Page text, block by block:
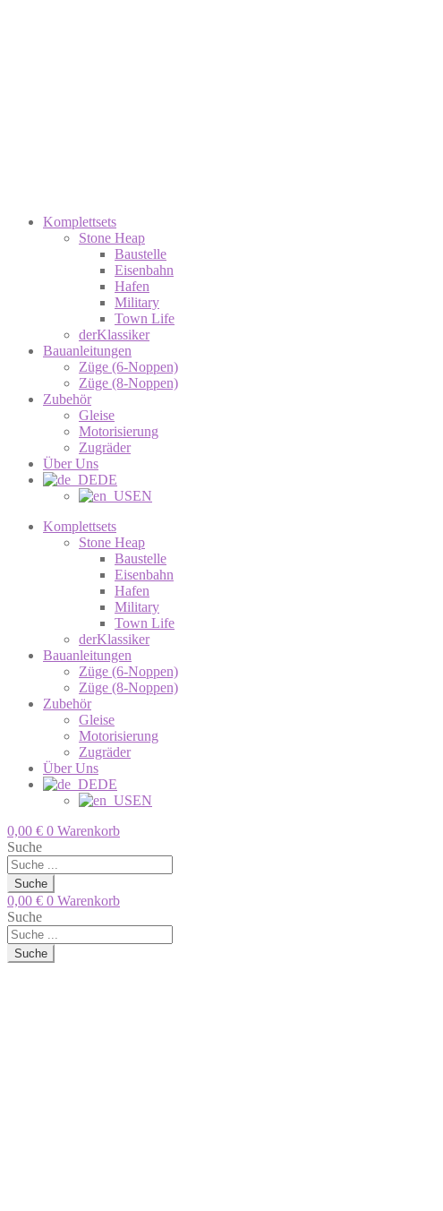
Komplettsets
Stone Heap
Baustelle
Eisenbahn
Hafen
Military
Town Life
derKlassiker
Bauanleitungen
Züge (6-Noppen)
Züge (8-Noppen)
Zubehör
Gleise
Motorisierung
Zugräder
Über Uns
DE
EN
Komplettsets
Stone Heap
Baustelle
Eisenbahn
Hafen
Military
Town Life
derKlassiker
Bauanleitungen
Züge (6-Noppen)
Züge (8-Noppen)
Zubehör
Gleise
Motorisierung
Zugräder
Über Uns
DE
EN
0,00 € 0 Warenkorb
Suche
Suche
0,00 € 0 Warenkorb
Suche
Suche